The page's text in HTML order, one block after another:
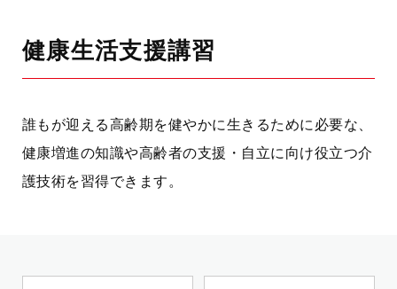
健康生活支援講習
誰もが迎える高齢期を健やかに生きるために必要な、
健康増進の知識や高齢者の支援・自立に向け役立つ介
護技術を習得できます。